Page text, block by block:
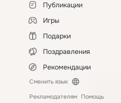
Публикации
Игры
Подарки
Поздравления
Рекомендации
Сменить язык
Рекламодателям Помощь